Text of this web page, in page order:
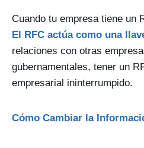
Cuando tu empresa tiene un
El RFC actúa como una
relaciones con otras
gubernamentales, tener un
empresarial ininterrumpido.
Cómo Cambiar la